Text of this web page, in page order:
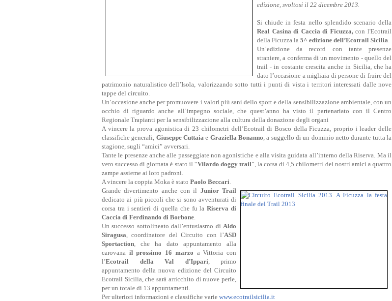
edizione, svoltosi il 22 dicembre 2013.
Si chiude in festa nello splendido scenario della
Real Casina di Caccia di Ficuzza,con l'Ecotrail
della Ficuzza la 5^ edizione dell’Ecotrail Sicilia.
Un’edizione da record con tante presenze
straniere, a conferma di un movimento - quello del
trail - in costante crescita anche in Sicilia, che ha
dato l’occasione a migliaia di persone di fruire del
patrimonio naturalistico dell’Isola, valorizzando sotto tutti i punti di vista i territori interessati dalle nove
tappe del circuito.
Un’occasione anche per promuovere i valori più sani dello sport e della sensibilizzazione ambientale, con un
occhio di riguardo anche all’impegno sociale, che quest’anno ha visto il partenariato con il Centro
Regionale Trapianti per la sensibilizzazione alla cultura della donazione degli organi
A vincere la prova agonistica di 23 chilometri dell’Ecotrail di Bosco della Ficuzza, proprio i leader delle
classifiche generali, Giuseppe Cuttaia e Graziella Bonanno, a suggello di un dominio netto durante tutta la
stagione, sugli “amici” avversari.
Tante le presenze anche alle passeggiate non agonistiche e alla visita guidata all’interno della Riserva. Ma il
vero successo di giornata è stato il “Vilardo doggy trail”, la corsa di 4,5 chilometri dei nostri amici a quattro
zampe assieme ai loro padroni.
A vincere la coppia Moka è stato Paolo Beccari.
Grande divertimento anche con il Junior Trail
dedicato ai più piccoli che si sono avventurati di
corsa tra i sentieri di quella che fu laRiserva di
Caccia di Ferdinando di Borbone.
Un successo sottolineato dall’entusiasmo di Aldo
Siragusa, coordinatore del Circuito con l’ASD
Sportaction, che ha dato appuntamento alla
carovana il prossimo 16 marzo a Vittoria con
l’Ecotrail della Val d’Ippari, primo
appuntamento della nuova edizione del Circuito
Ecotrail Sicilia, che sarà arricchito di nuove perle,
per un totale di 13 appuntamenti.
Per ulteriori informazioni e classifiche varie www.ecotrailsicilia.it